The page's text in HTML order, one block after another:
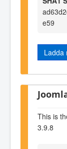
e59
Ladda
This is
3.9.8